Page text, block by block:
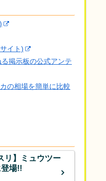
イト)
掲示板の公式アンテ
の相場を簡単に比較
リ】ミュウツー
場!!